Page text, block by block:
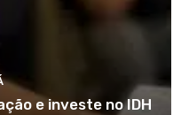
e investe no IDH